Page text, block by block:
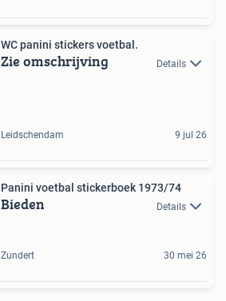
WC panini stickers voetbal.
Zie omschrijving Details
Leidschendam 9 jul 26
Panini voetbal stickerboek 1973/74
Bieden Details
Zundert 30 mei 26